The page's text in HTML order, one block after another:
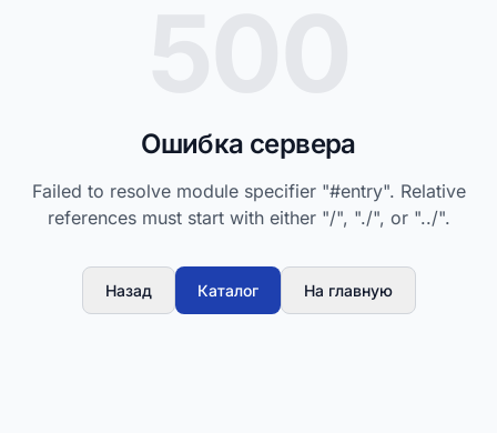
Ошибка сервера
Failed to resolve module specifier "#entry". Relative
references must start with either "/", "./", or "../".
Назад Каталог На главную